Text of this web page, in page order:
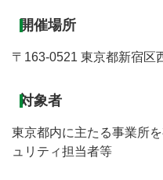
開催場所
〒163-0521 東京都新宿区
対象者
東京都内に主たる事業所
ュリティ担当者等